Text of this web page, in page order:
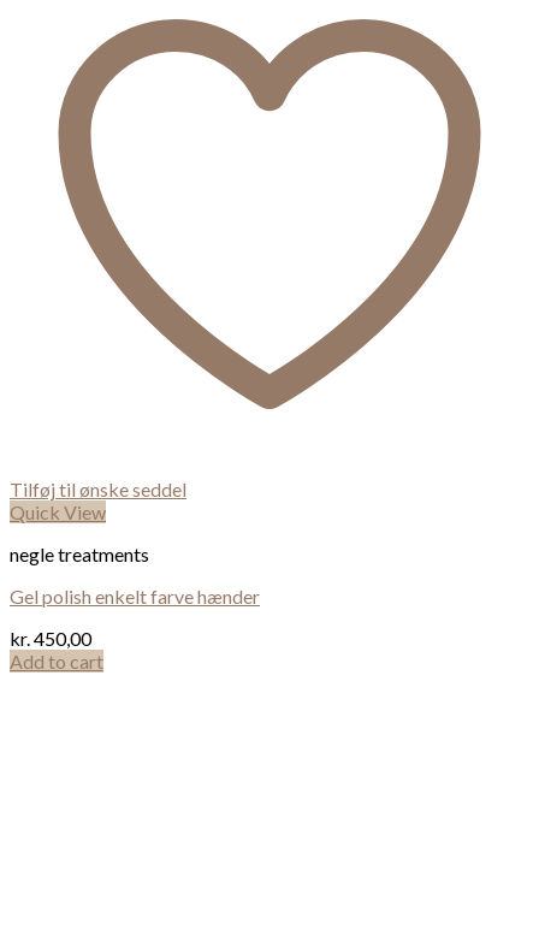
Tilføj til ønske seddel
Quick View
negle treatments
Gel polish enkelt farve hænder
kr.450,00
Add to cart